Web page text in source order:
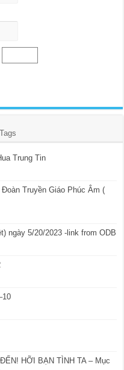
Tags
Trung Tin
Truyền Giáo Phúc Âm (
ngày 5/20/2023 -link from ODB
HỠI BẠN TÌNH TA – Mục